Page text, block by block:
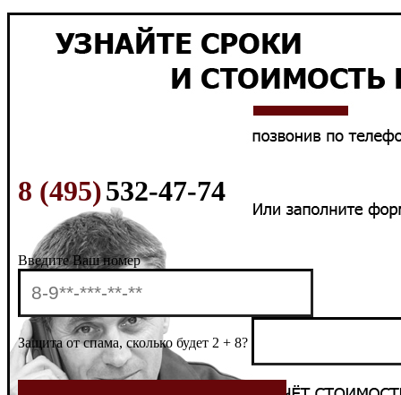
8 (495)532-47-74
Введите Ваш номер
Защита от спама, сколько будет 2 + 8?